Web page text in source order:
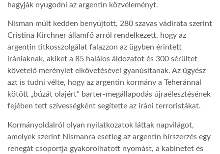
DOBRAVERO.HU
LATIMO.HU
GLOBOBOOK
hagyják nyugodni az argentin közvéleményt.
Nisman múlt kedden benyújtott, 280 szavas vádirata szerint
Cristina Kirchner államfő arról rendelkezett, hogy az
argentin titkosszolgálat falazzon az ügyben érintett
irániaknak, akiket a 85 halálos áldozatot és 300 sérültet
követelő merénylet elkövetésével gyanúsítanak. Az ügyész
azt is tudni vélte, hogy az argentin kormány a Teheránnal
kötött „búzát olajért” barter-megállapodás újraélesztésének
fejében tett szívességként segítette az iráni terroristákat.
Kormányoldalról olyan nyilatkozatok láttak napvilágot,
amelyek szerint Nismanra esetleg az argentin hírszerzés egy
renegát csoportja gyakorolhatott nyomást, a kabinetet és